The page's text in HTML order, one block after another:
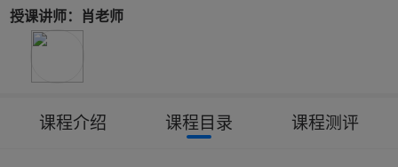
授课讲师：肖老师
课程介绍 课程目录 课程测评